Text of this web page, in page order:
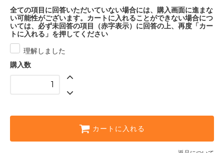
全ての項目に回答いただいていない場合には、購入画面に進まな
い可能性がございます。カートに入れることができない場合につ
いては、必ず未回答の項目（赤字表示）に回答の上、再度「カー
トに入れる」を押してください
理解しました
購入数
カートに入れる